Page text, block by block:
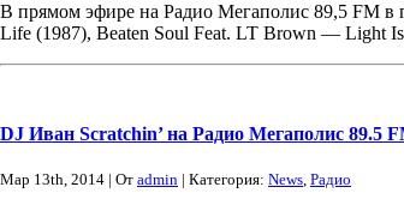
В прямом эфире на Радио Мегаполис 89,5 FM в
Life (1987), Beaten Soul Feat. LT Brown — Light
DJ Иван Scratchin’ на Радио Мегаполис 89.5
Мар 13th, 2014 | От admin | Категория: News Радио